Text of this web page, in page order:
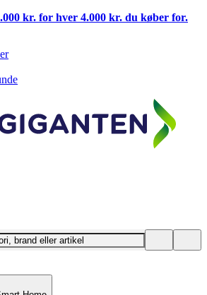
kr. for hver 4.000 kr. du køber for.